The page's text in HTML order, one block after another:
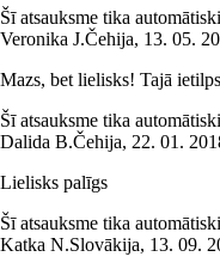
Šī atsauksme tika
Veronika J.Čehija, 13. 05.
Mazs, bet lielisks! Tajā
Šī atsauksme tika
Dalida B.Čehija, 22. 01.
Lielisks palīgs
Šī atsauksme tika
Katka N.Slovākija, 13. 09.